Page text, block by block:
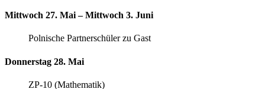
Mittwoch 27. Mai – Mittwoch 3. Juni
Polnische Partnerschüler zu Gast
Donnerstag 28. Mai
ZP-10 (Mathematik)